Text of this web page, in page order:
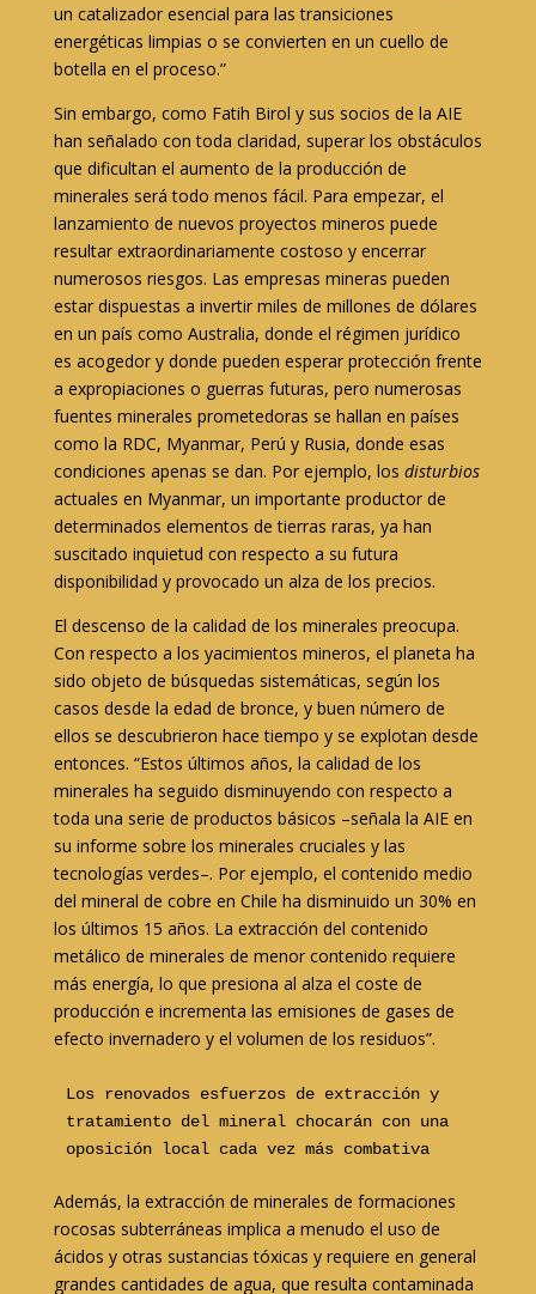
un catalizador esencial para las transiciones
energéticas limpias o se convierten en un cuello de
botella en el proceso.”
Sin embargo, como Fatih Birol y sus socios de la AIE
han señalado con toda claridad, superar los obstáculos
que dificultan el aumento de la producción de
minerales será todo menos fácil. Para empezar, el
lanzamiento de nuevos proyectos mineros puede
resultar extraordinariamente costoso y encerrar
numerosos riesgos. Las empresas mineras pueden
estar dispuestas a invertir miles de millones de dólares
en un país como Australia, donde el régimen jurídico
es acogedor y donde pueden esperar protección frente
a expropiaciones o guerras futuras, pero numerosas
fuentes minerales prometedoras se hallan en países
como la RDC, Myanmar, Perú y Rusia, donde esas
condiciones apenas se dan. Por ejemplo, los disturbios
actuales en Myanmar, un importante productor de
determinados elementos de tierras raras, ya han
suscitado inquietud con respecto a su futura
disponibilidad y provocado un alza de los precios.
El descenso de la calidad de los minerales preocupa.
Con respecto a los yacimientos mineros, el planeta ha
sido objeto de búsquedas sistemáticas, según los
casos desde la edad de bronce, y buen número de
ellos se descubrieron hace tiempo y se explotan desde
entonces. “Estos últimos años, la calidad de los
minerales ha seguido disminuyendo con respecto a
toda una serie de productos básicos –señala la AIE en
su informe sobre los minerales cruciales y las
tecnologías verdes–. Por ejemplo, el contenido medio
del mineral de cobre en Chile ha disminuido un 30% en
los últimos 15 años. La extracción del contenido
metálico de minerales de menor contenido requiere
más energía, lo que presiona al alza el coste de
producción e incrementa las emisiones de gases de
efecto invernadero y el volumen de los residuos”.
Los renovados esfuerzos de extracción y
tratamiento del mineral chocarán con una
oposición local cada vez más combativa
Además, la extracción de minerales de formaciones
rocosas subterráneas implica a menudo el uso de
ácidos y otras sustancias tóxicas y requiere en general
grandes cantidades de agua, que resulta contaminada